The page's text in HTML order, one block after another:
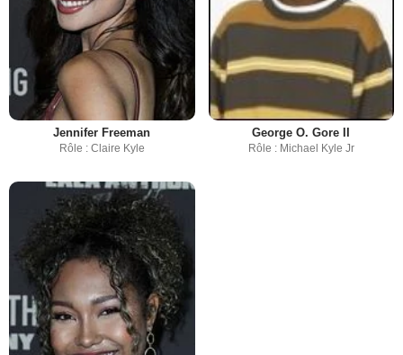
Jennifer Freeman
Rôle : Claire Kyle
George O. Gore II
Rôle : Michael Kyle Jr